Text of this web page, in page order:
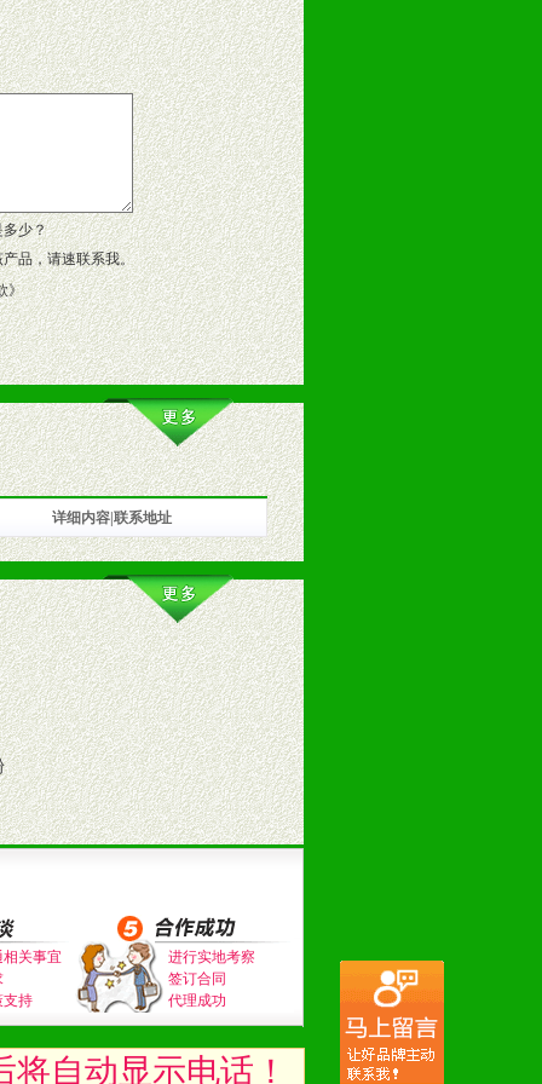
作手册、专柜咨询手册等各种市
。
（包括POP、彩页、手提袋、易
势与流行。
养建康知识。为经销商、分销商
多少？
品，请速联系我。
》
详细内容|联系地址
关事宜
支持
进行实地考察
签订合同
代理成功
自动显示电话！